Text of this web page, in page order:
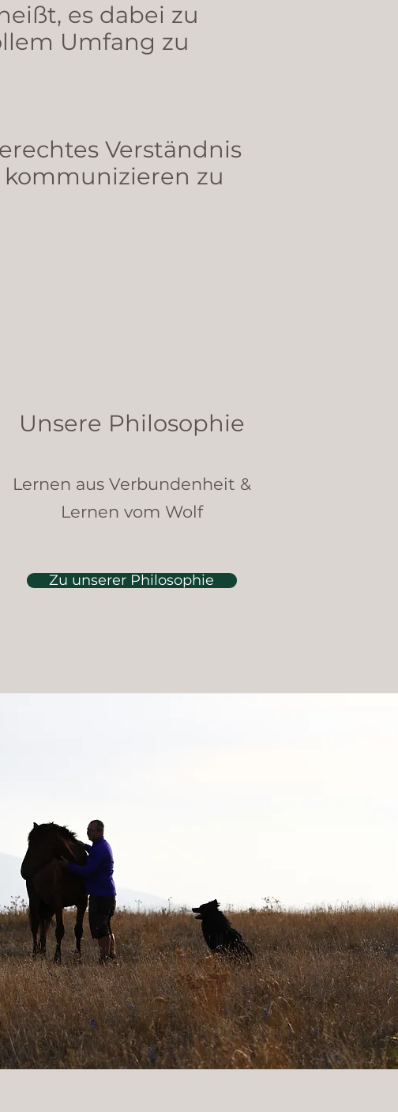
es dabei zu
Umfang zu
Verständnis
zu
Unsere Philosophie
Lernen aus Verbundenheit​ &
Lernen vom Wolf
Zu unserer Philosophie